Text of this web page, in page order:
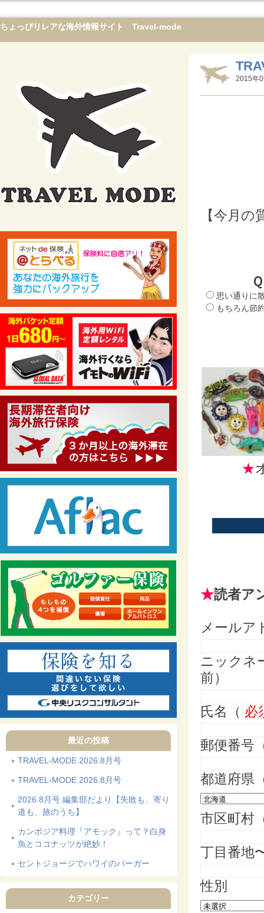
ちょっぴりレアな海外情報サイト Travel-mode
最近の投稿
TRAVEL-MODE 2026.8月号
TRAVEL-MODE 2026.8月号
2026.8月号 編集部だより【失敗も、寄り
道も、旅のうち】
カンボジア料理『アモック』って？白身
魚とココナッツが絶妙！
セントジョージでハワイのバーガー
カテゴリー
2015年
【今月の
思い通りに
もちろん節
★
★読者ア
メールア
ニックネ
前）
氏名（ 必
郵便番号
都道府県
市区町村
丁目番地
性別